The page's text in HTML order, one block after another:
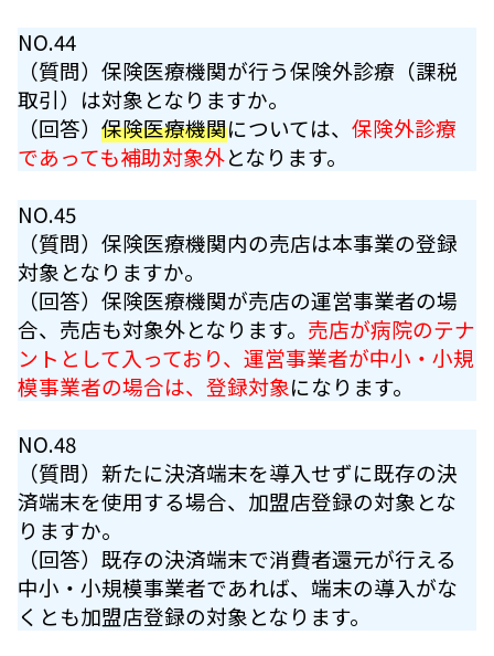
NO.44
（質問）保険医療機関が行う保険外診療（課税
取引）は対象となりますか。
（回答） 保険医療機関については、 保険外診療
であっても補助対象外となります。
NO.45
（質問）保険医療機関内の売店は本事業の登録
対象となりますか。
（回答）保険医療機関が売店の運営事業者の場
合、売店も対象外となります。 売店が病院のテナ
ントとして入っており、運営事業者が中小・小規
模事業者の場合は、登録対象になります。
NO.48
（質問）新たに決済端末を導入せずに既存の決
済端末を使用する場合、加盟店登録の対象とな
りますか。
（回答）既存の決済端末で消費者還元が行える
中小・小規模事業者であれば、端末の導入がな
くとも加盟店登録の対象となります。